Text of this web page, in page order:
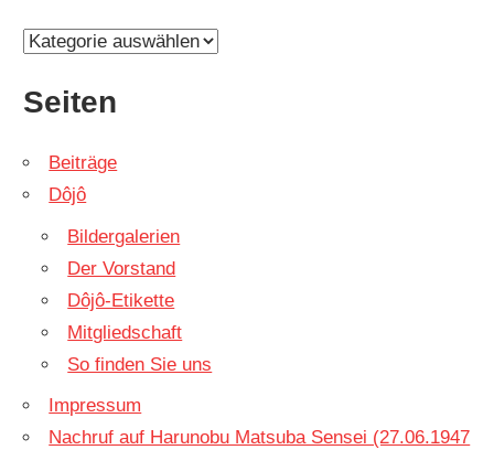
Kategorien
Seiten
Beiträge
Dôjô
Bildergalerien
Der Vorstand
Dôjô-Etikette
Mitgliedschaft
So finden Sie uns
Impressum
Nachruf auf Harunobu Matsuba Sensei (27.06.1947